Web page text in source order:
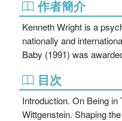
作者簡介
Kenneth Wright is a
nationally and
Baby (1991) was
目次
Introduction. On Being
Wittgenstein. Shaping